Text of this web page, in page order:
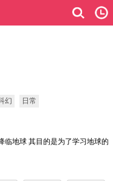
幻 日常
临地球 其目的是为了学习地球的